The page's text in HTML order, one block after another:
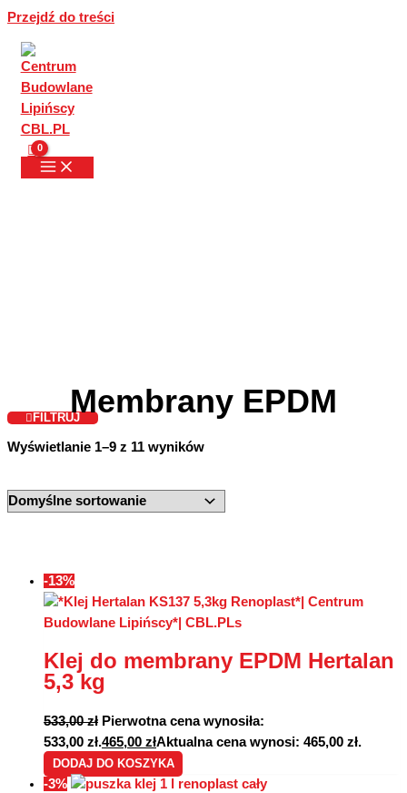
Przejdź do treści
Membrany EPDM
FILTRUJ
Wyświetlanie 1–9 z 11 wyników
-13%
Klej do membrany EPDM Hertalan
5,3 kg
533,00zł Pierwotna cena wynosiła:
533,00 zł.465,00 złAktualna cena wynosi: 465,00 zł.
DODAJ DO KOSZYKA
-3%